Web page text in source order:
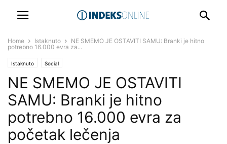
Home Istaknuto
NE SMEMO JE OSTAVITI SAMU: Branki je hitno
potrebno 16.000 evra za...
Istaknuto Social
NE SMEMO JE OSTAVITI
SAMU: Branki je hitno
potrebno 16.000 evra za
početak lečenja